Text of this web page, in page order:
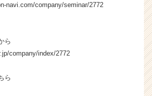
navi.com/company/seminar/2772
ら
company/index/2772
ら